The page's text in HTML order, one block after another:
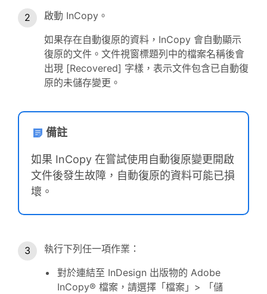
啟動 InCopy。
如果存在自動復原的資料，InCopy 會自動顯示
復原的文件。文件視窗標題列中的檔案名稱後會
出現 [Recovered] 字樣，表示文件包含已自動復
原的未儲存變更。
備註
如果 InCopy 在嘗試使用自動復原變更開啟
文件後發生故障，自動復原的資料可能已損
壞。
執行下列任一項作業：
對於連結至 InDesign 出版物的 Adobe
InCopy® 檔案，請選擇「檔案」> 「儲